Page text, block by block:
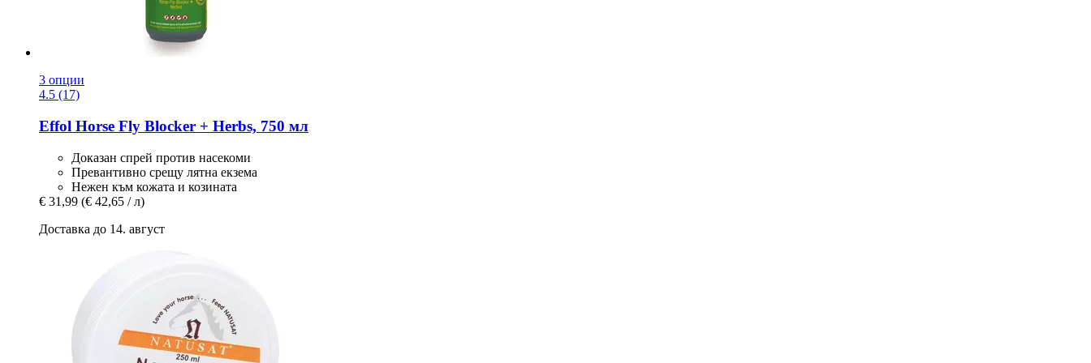
3 опции
4.5 (17)
Effol Horse Fly Blocker + Herbs, 750 мл
Доказан спрей против насекоми
Превантивно срещу лятна екзема
Нежен към кожата и козината
€ 31,99 (€ 42,65 / л)
Доставка до 14. август